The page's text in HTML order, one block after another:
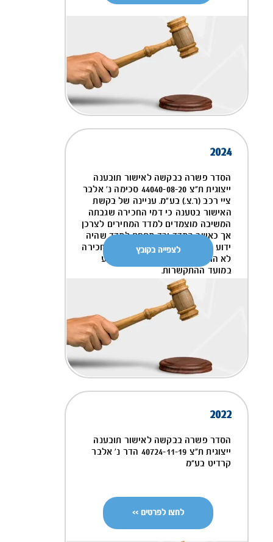
2024
הסדר פשרה בבקשה לאישור תובענה
ייצוגית ת"צ 44040-08-20 סכימה נ' אלבר
ציי רכב (ר.צ.) בע"מ. עניינה של בקשת
האישור בטענה כי דמי החכירה שגבתה
המשיבה מוצמדים למדד המחירים לצרכן
אך כאשר המדד ירד מתחת למדד שהיה
ידוע במועד ההתקשרות, אזי דמי החכירה
לא הופחתו מתחת למדד שהיה ידוע
במועד ההתקשרות.
לצפייה בקובץ
2022
הסדר פשרה בבקשה לאישור תובענה
ייצוגית ת"צ 40724-11-19 הדר נ' אלבר
קרדיט בע"מ
לחצו לפרטים >>